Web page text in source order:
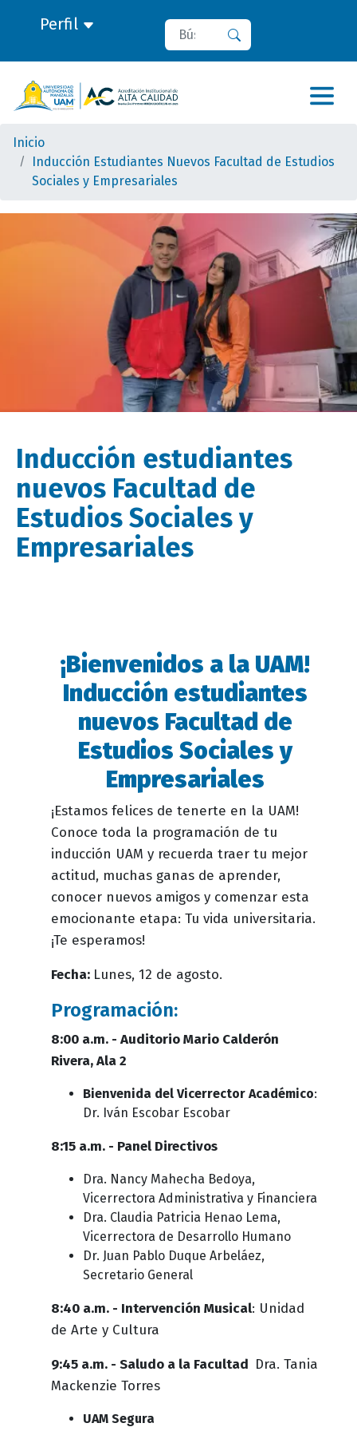
Perfil Buscar
Inicio
Inducción Estudiantes Nuevos Facultad de Estudios
Sociales y Empresariales
Inducción estudiantes
nuevos Facultad de
Estudios Sociales y
Empresariales
Descripción
evento
¡Bienvenidos a la UAM!
Inducción estudiantes
nuevos Facultad de
Estudios Sociales y
Empresariales
¡Estamos felices de tenerte en la UAM!
Conoce toda la programación de tu
inducción UAM y recuerda traer tu mejor
actitud, muchas ganas de aprender,
conocer nuevos amigos y comenzar esta
emocionante etapa: Tu vida universitaria.
¡Te esperamos!
Fecha: Lunes, 12 de agosto.
Programación:
8:00 a.m. - Auditorio Mario Calderón
Rivera, Ala 2
Bienvenida del Vicerrector Académico:
Dr. Iván Escobar Escobar
8:15 a.m. - Panel Directivos
Dra. Nancy Mahecha Bedoya,
Vicerrectora Administrativa y Financiera
Dra. Claudia Patricia Henao Lema,
Vicerrectora de Desarrollo Humano
Dr. Juan Pablo Duque Arbeláez,
Secretario General
8:40 a.m. - Intervención Musical: Unidad
de Arte y Cultura
9:45 a.m. - Saludo a la Facultad Dra. Tania
Mackenzie Torres
UAM Segura